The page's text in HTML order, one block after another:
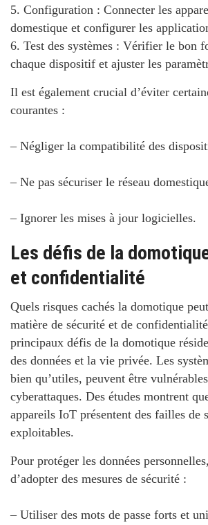
5. Configuration : Connecter les
domestique et configurer les
6. Test des systèmes : Vérifier le bon
chaque dispositif et ajuster les
Il est également crucial d’éviter
courantes :
– Négliger la compatibilité des
– Ne pas sécuriser le réseau
– Ignorer les mises à jour logicielles.
Les défis de la
et confidentialité
Quels risques cachés la domotique
matière de sécurité et de
principaux défis de la domotique
des données et la vie privée. Les
bien qu’utiles, peuvent être
cyberattaques. Des études montrent
appareils IoT présentent des failles de
exploitables.
Pour protéger les données
d’adopter des mesures de sécurité :
– Utiliser des mots de passe forts et